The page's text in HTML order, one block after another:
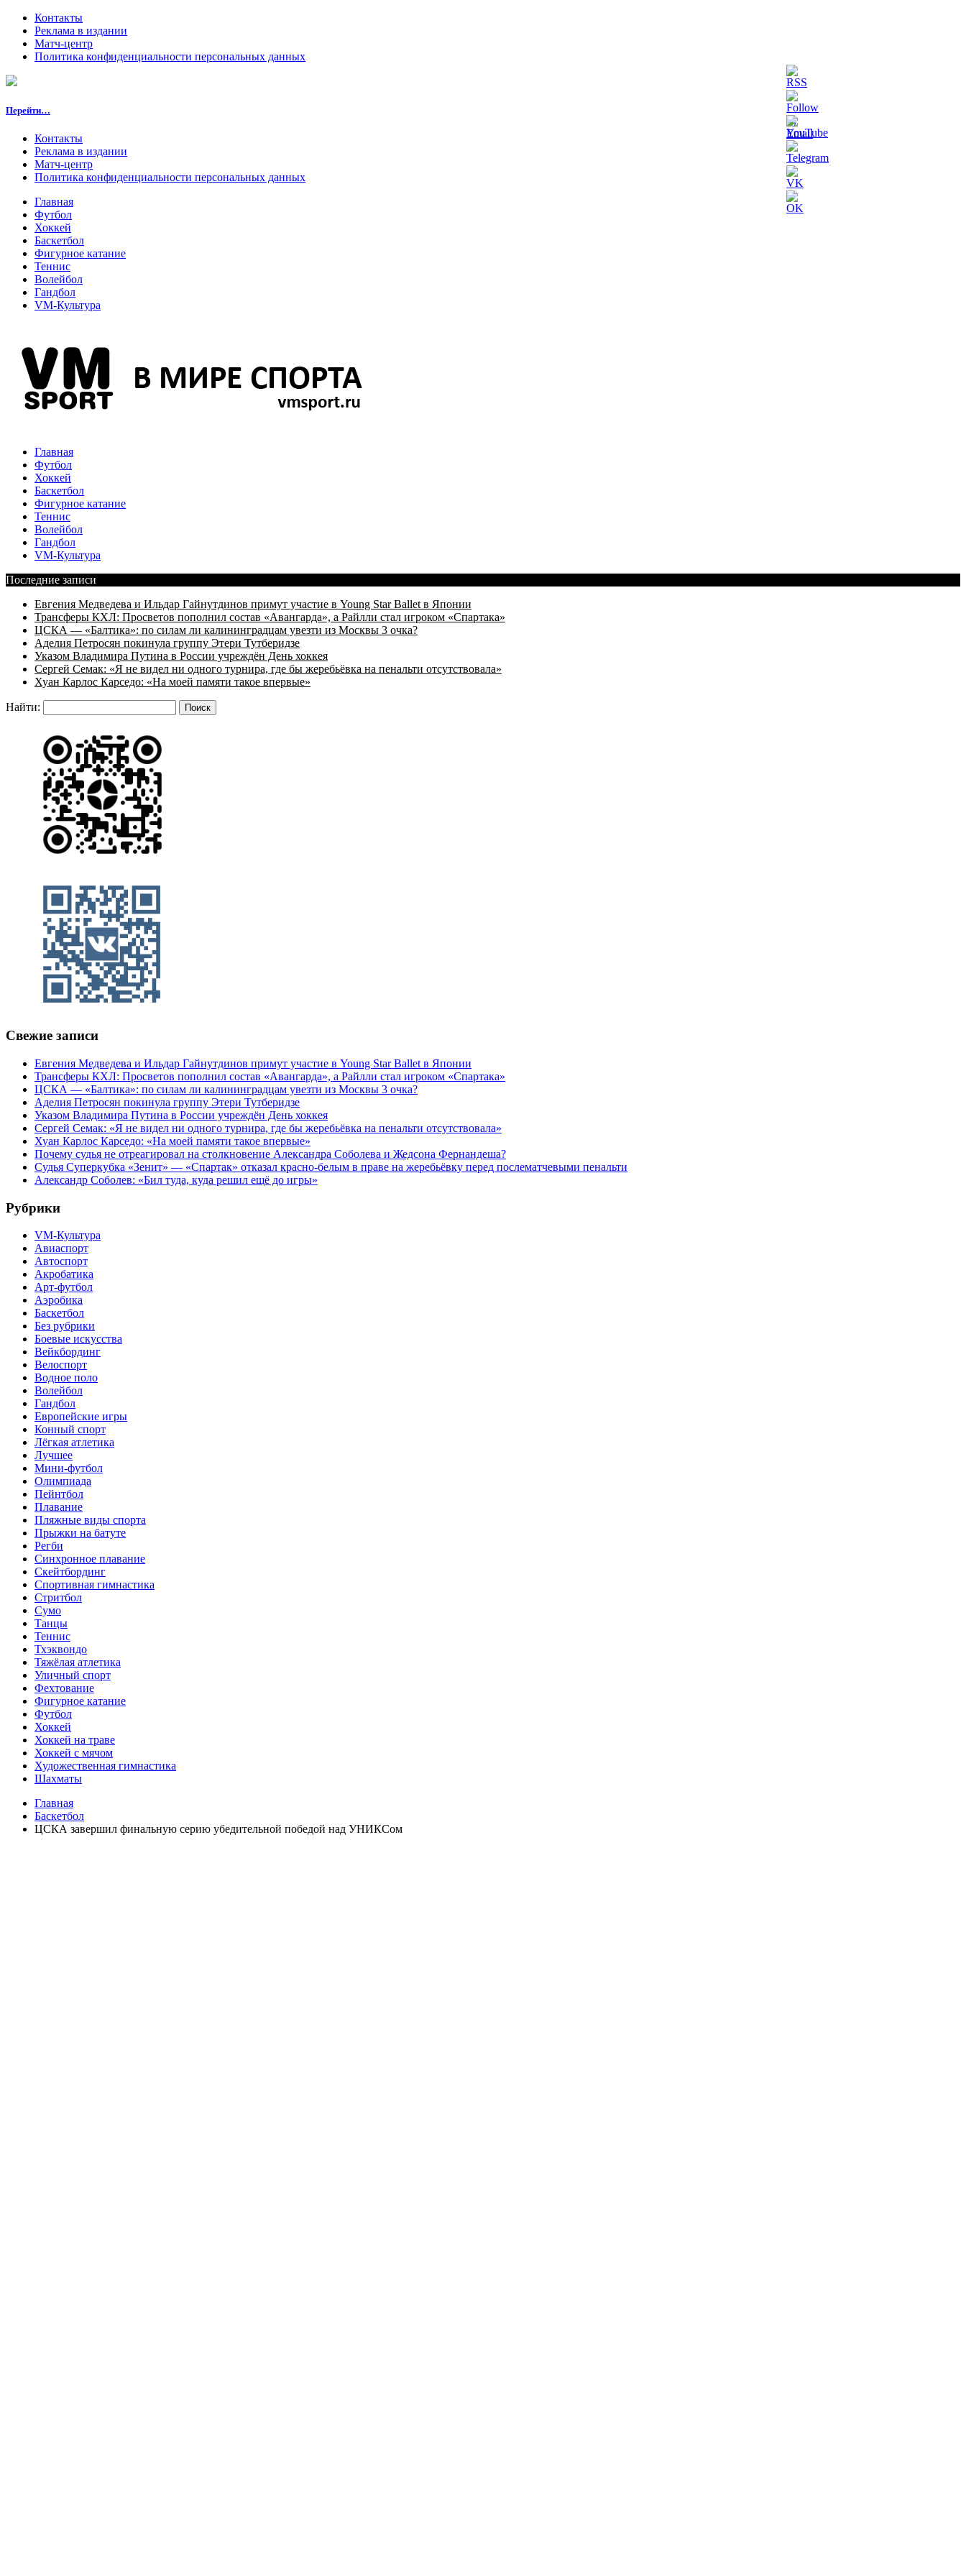
Контакты
Реклама в издании
Матч-центр
Политика конфиденциальности персональных данных
Перейти…
Контакты
Реклама в издании
Матч-центр
Политика конфиденциальности персональных данных
Главная
Футбол
Хоккей
Баскетбол
Фигурное катание
Теннис
Волейбол
Гандбол
VM-Культура
Главная
Футбол
Хоккей
Баскетбол
Фигурное катание
Теннис
Волейбол
Гандбол
VM-Культура
Последние записи
Евгения Медведева и Ильдар Гайнутдинов примут участие в Young Star Ballet в Японии
Трансферы КХЛ: Просветов пополнил состав «Авангарда», а Райлли стал игроком «Спартака»
ЦСКА — «Балтика»: по силам ли калининградцам увезти из Москвы 3 очка?
Аделия Петросян покинула группу Этери Тутберидзе
Указом Владимира Путина в России учреждён День хоккея
Сергей Семак: «Я не видел ни одного турнира, где бы жеребьёвка на пенальти отсутствовала»
Хуан Карлос Карседо: «На моей памяти такое впервые»
Найти:
Свежие записи
Евгения Медведева и Ильдар Гайнутдинов примут участие в Young Star Ballet в Японии
Трансферы КХЛ: Просветов пополнил состав «Авангарда», а Райлли стал игроком «Спартака»
ЦСКА — «Балтика»: по силам ли калининградцам увезти из Москвы 3 очка?
Аделия Петросян покинула группу Этери Тутберидзе
Указом Владимира Путина в России учреждён День хоккея
Сергей Семак: «Я не видел ни одного турнира, где бы жеребьёвка на пенальти отсутствовала»
Хуан Карлос Карседо: «На моей памяти такое впервые»
Почему судья не отреагировал на столкновение Александра Соболева и Жедсона Фернандеша?
Судья Суперкубка «Зенит» — «Спартак» отказал красно-белым в праве на жеребьёвку перед послематчевыми пенальти
Александр Соболев: «Бил туда, куда решил ещё до игры»
Рубрики
VM-Культура
Авиаспорт
Автоспорт
Акробатика
Арт-футбол
Аэробика
Баскетбол
Без рубрики
Боевые искусства
Вейкбординг
Велоспорт
Водное поло
Волейбол
Гандбол
Европейские игры
Конный спорт
Лёгкая атлетика
Лучшее
Мини-футбол
Олимпиада
Пейнтбол
Плавание
Пляжные виды спорта
Прыжки на батуте
Регби
Синхронное плавание
Скейтбординг
Спортивная гимнастика
Стритбол
Сумо
Танцы
Теннис
Тхэквондо
Тяжёлая атлетика
Уличный спорт
Фехтование
Фигурное катание
Футбол
Хоккей
Хоккей на траве
Хоккей с мячом
Художественная гимнастика
Шахматы
Главная
Баскетбол
ЦСКА завершил финальную серию убедительной победой над УНИКСом